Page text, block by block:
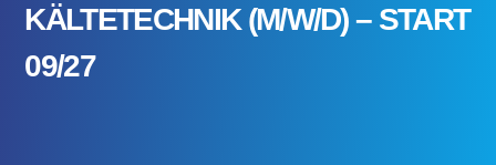
KÄLTETECHNIK (M/W/D) – START
09/27